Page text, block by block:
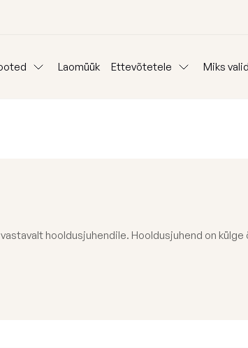
Laomüük Ettevõtetele Miks
Osta kategooria
hooldusjuhendile. Hooldusjuhend on